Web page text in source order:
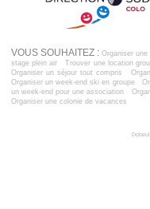
VOUS SOUHAITEZ :Organiser
stage plein air
Trouver une location
Organiser un séjour tout compris
Organiser un week-end ski en groupe
un week-end pour une association
Organiser une colonie de vacances